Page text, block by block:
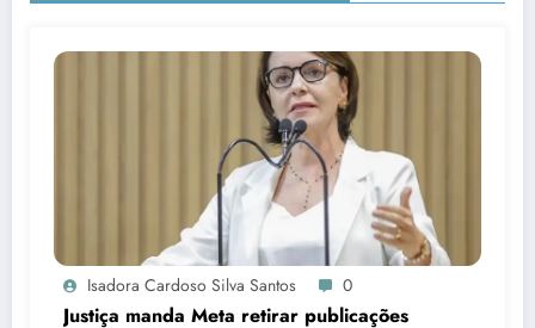
Isadora Cardoso Silva Santos 0
Justiça manda Meta retirar publicações